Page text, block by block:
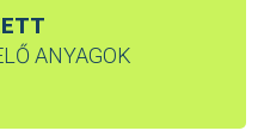
ANYAGOK